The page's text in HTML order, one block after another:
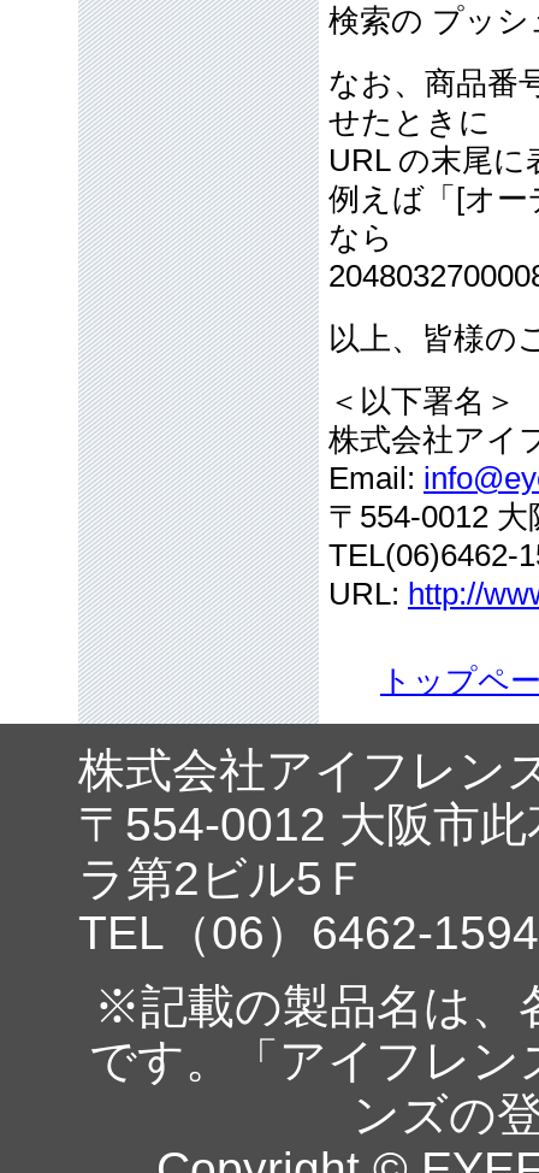
検索の プッ
なお、商品番
せたときに
URL の末尾
例えば「[オ
なら
以上、皆様の
＜以下署名＞
株式会社アイ
Email:
〒554-0012
TEL(06)6462-
URL: http://
トップペ
株式会社アイフレン
〒554-0012 大阪市
ラ第2ビル5Ｆ
TEL（06）6462-
※記載の製品名は、
です。「アイフレ
ンズの